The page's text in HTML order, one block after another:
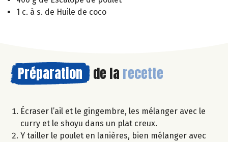
1 c. à s. de Huile de coco
Préparation de la recette
Écraser l’ail et le gingembre, les mélanger avec le
curry et le shoyu dans un plat creux.
Y tailler le poulet en lanières, bien mélanger avec